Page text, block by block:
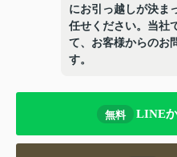
にお引っ越しが決ま
任せください。当社
て、お客様からのお
す。
無料 LINE